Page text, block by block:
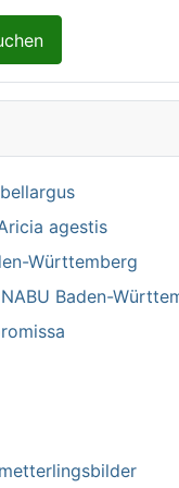
agestis
Württemberg
Baden-